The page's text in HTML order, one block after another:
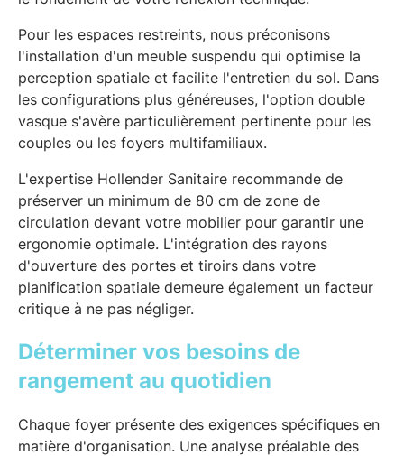
Pour les espaces restreints, nous préconisons
l'installation d'un meuble suspendu qui optimise la
perception spatiale et facilite l'entretien du sol. Dans
les configurations plus généreuses, l'option double
vasque s'avère particulièrement pertinente pour les
couples ou les foyers multifamiliaux.
L'expertise Hollender Sanitaire recommande de
préserver un minimum de 80 cm de zone de
circulation devant votre mobilier pour garantir une
ergonomie optimale. L'intégration des rayons
d'ouverture des portes et tiroirs dans votre
planification spatiale demeure également un facteur
critique à ne pas négliger.
Déterminer vos besoins de
rangement au quotidien
Chaque foyer présente des exigences spécifiques en
matière d'organisation. Une analyse préalable des